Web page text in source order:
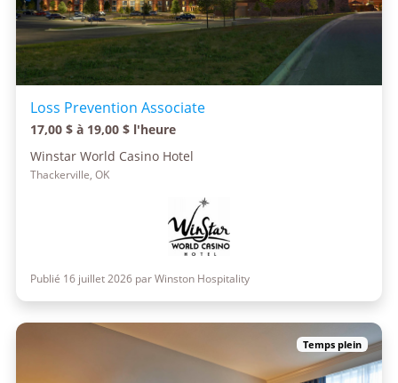
Loss Prevention Associate
17,00 $ à 19,00 $ l'heure
Winstar World Casino Hotel
Thackerville, OK
Publié 16 juillet 2026 par Winston Hospitality
Temps plein